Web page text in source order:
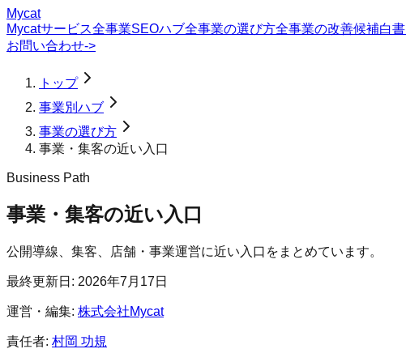
Mycat
Mycatサービス全事業SEOハブ全事業の選び方全事業の改善候補白書
お問い合わせ->
トップ
事業別ハブ
事業の選び方
事業・集客の近い入口
Business Path
事業・集客の近い入口
公開導線、集客、店舗・事業運営に近い入口をまとめています。
最終更新日: 2026年7月17日
運営・編集: 株式会社Mycat
責任者: 村岡 功規